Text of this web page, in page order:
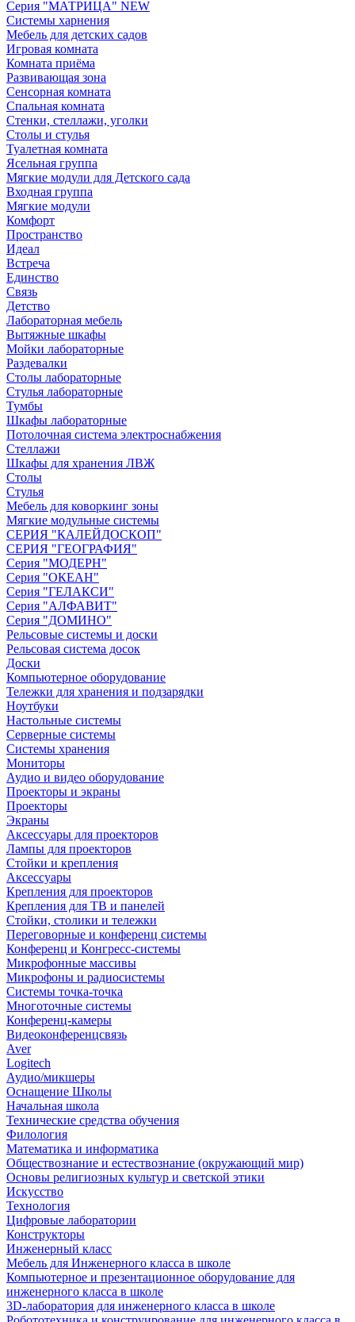
Серия "МАТРИЦА" NEW
Системы харнения
Мебель для детских садов
Игровая комната
Комната приёма
Развивающая зона
Сенсорная комната
Спальная комната
Стенки, стеллажи, уголки
Столы и стулья
Туалетная комната
Ясельная группа
Мягкие модули для Детского сада
Входная группа
Мягкие модули
Комфорт
Пространство
Идеал
Встреча
Единство
Связь
Детство
Лабораторная мебель
Вытяжные шкафы
Мойки лабораторные
Раздевалки
Столы лабораторные
Стулья лабораторные
Тумбы
Шкафы лабораторные
Потолочная система электроснабжения
Стеллажи
Шкафы для хранения ЛВЖ
Столы
Стулья
Мебель для коворкинг зоны
Мягкие модульные системы
СЕРИЯ "КАЛЕЙДОСКОП"
СЕРИЯ "ГЕОГРАФИЯ"
Серия "МОДЕРН"
Серия "ОКЕАН"
Серия "ГЕЛАКСИ"
Серия "АЛФАВИТ"
Серия "ДОМИНО"
Рельсовые системы и доски
Рельсовая система досок
Доски
Компьютерное оборудование
Тележки для хранения и подзарядки
Ноутбуки
Настольные системы
Серверные системы
Системы хранения
Мониторы
Аудио и видео оборудование
Проекторы и экраны
Проекторы
Экраны
Аксессуары для проекторов
Лампы для проекторов
Стойки и крепления
Аксессуары
Крепления для проекторов
Крепления для ТВ и панелей
Стойки, столики и тележки
Переговорные и конференц системы
Конференц и Конгресс-системы
Микрофонные массивы
Микрофоны и радиосистемы
Системы точка-точка
Многоточные системы
Конференц-камеры
Видеоконференцсвязь
Aver
Logitech
Аудио/микшеры
Оснащение Школы
Начальная школа
Технические средства обучения
Филология
Математика и информатика
Обществознание и естествознание (окружающий мир)
Основы религиозных культур и светской этики
Искусство
Технология
Цифровые лаборатории
Конструкторы
Инженерный класс
Мебель для Инженерного класса в школе
Компьютерное и презентационное оборудование для
инженерного класса в школе
3D-лаборатория для инженерного класса в школе